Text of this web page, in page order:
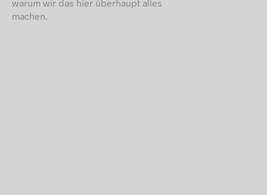
warum wir das hier überhaupt alles
machen.